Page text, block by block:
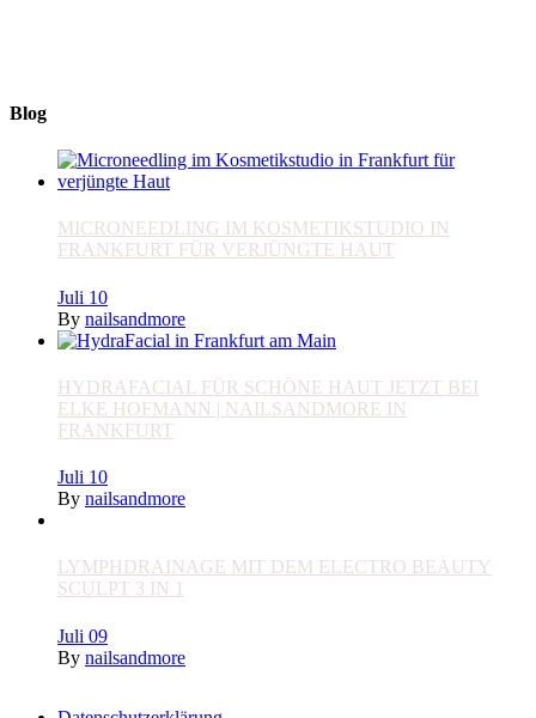
Blog
MICRONEEDLING IM KOSMETIKSTUDIO IN
FRANKFURT FÜR VERJÜNGTE HAUT
Juli 10
By nailsandmore
HYDRAFACIAL FÜR SCHÖNE HAUT JETZT BEI
ELKE HOFMANN | NAILSANDMORE IN
FRANKFURT
Juli 10
By nailsandmore
LYMPHDRAINAGE MIT DEM ELECTRO BEAUTY
SCULPT 3 IN 1
Juli 09
By nailsandmore